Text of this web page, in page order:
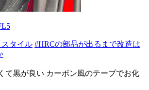
タイル #HRCの部品が出るまで改造は
て黒が良い カーボン風のテープでお化